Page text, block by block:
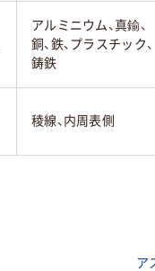
アルミニウム、真鍮、
銅、鉄、プラスチック、
鋳鉄
稜線、内周表側
ア